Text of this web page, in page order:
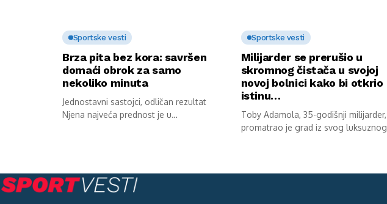
Sportske vesti
Brza pita bez kora: savršen
domaći obrok za samo
nekoliko minuta
Jednostavni sastojci, odličan rezultat
Njena najveća prednost je u
Sportske vesti
Milijarder se prerušio u
skromnog čistača u svojoj
novoj bolnici kako bi otkrio
istinu…
Toby Adamola, 35-godišnji milijarder,
promatrao je grad iz svog luksuznog